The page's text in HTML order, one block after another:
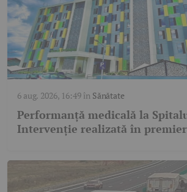
6 aug. 2026, 16:49în Sănătate
Performanță medicală la
Intervenție realizată în